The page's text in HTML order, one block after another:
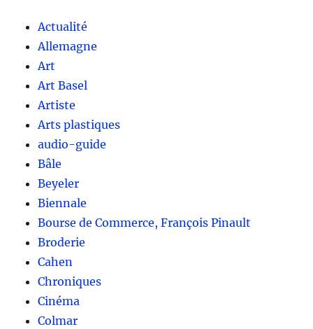
Actualité
Allemagne
Art
Art Basel
Artiste
Arts plastiques
audio-guide
Bâle
Beyeler
Biennale
Bourse de Commerce, François Pinault
Broderie
Cahen
Chroniques
Cinéma
Colmar